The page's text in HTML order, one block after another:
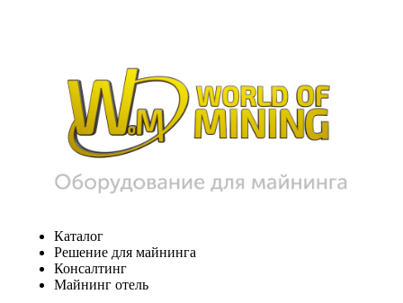
Каталог
Решение для майнинга
Консалтинг
Майнинг отель